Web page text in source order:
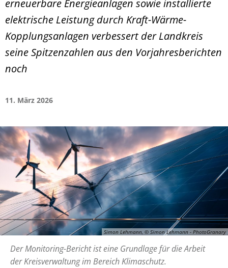
erneuerbare Energieanlagen sowie installierte
elektrische Leistung durch Kraft-Wärme-
Kopplungsanlagen verbessert der Landkreis
seine Spitzenzahlen aus den Vorjahresberichten
noch
11. März 2026
Simon Lehmann, © Simon Lehmann - PhotoGranary
Der Monitoring-Bericht ist eine Grundlage für die Arbeit
der Kreisverwaltung im Bereich Klimaschutz.